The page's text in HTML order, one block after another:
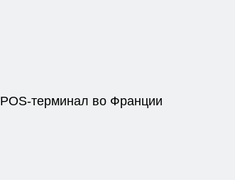
терминал во Франции